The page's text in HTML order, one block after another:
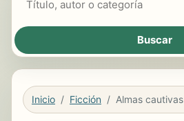
Inicio Ficción Almas cautivas